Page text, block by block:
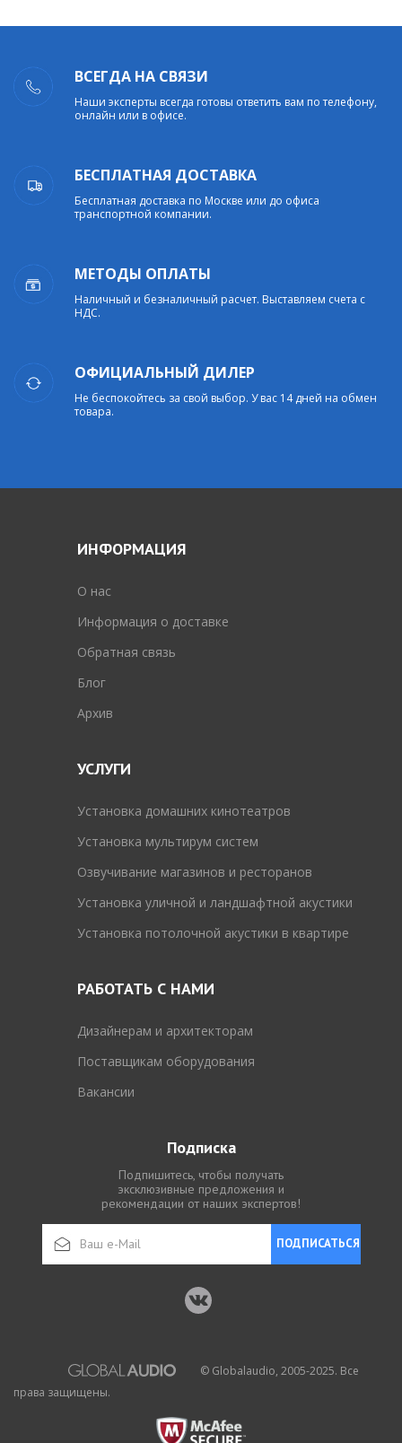
ВСЕГДА НА СВЯЗИ
Наши эксперты всегда готовы ответить вам по телефону,
онлайн или в офисе.
БЕСПЛАТНАЯ ДОСТАВКА
Бесплатная доставка по Москве или до офиса
транспортной компании.
МЕТОДЫ ОПЛАТЫ
Наличный и безналичный расчет. Выставляем счета с
НДС.
ОФИЦИАЛЬНЫЙ ДИЛЕР
Не беспокойтесь за свой выбор. У вас 14 дней на обмен
товара.
ИНФОРМАЦИЯ
O нас
Информация о доставке
Обратная связь
Блог
Архив
УСЛУГИ
Установка домашних кинотеатров
Установка мультирум систем
Озвучивание магазинов и ресторанов
Установка уличной и ландшафтной акустики
Установка потолочной акустики в квартире
РАБОТАТЬ С НАМИ
Дизайнерам и архитекторам
Поставщикам оборудования
Вакансии
Подписка
Подпишитесь, чтобы получать
эксклюзивные предложения и
рекомендации от наших экспертов!
ПОДПИСАТЬСЯ
© Globalaudio, 2005-2025. Все
права защищены.